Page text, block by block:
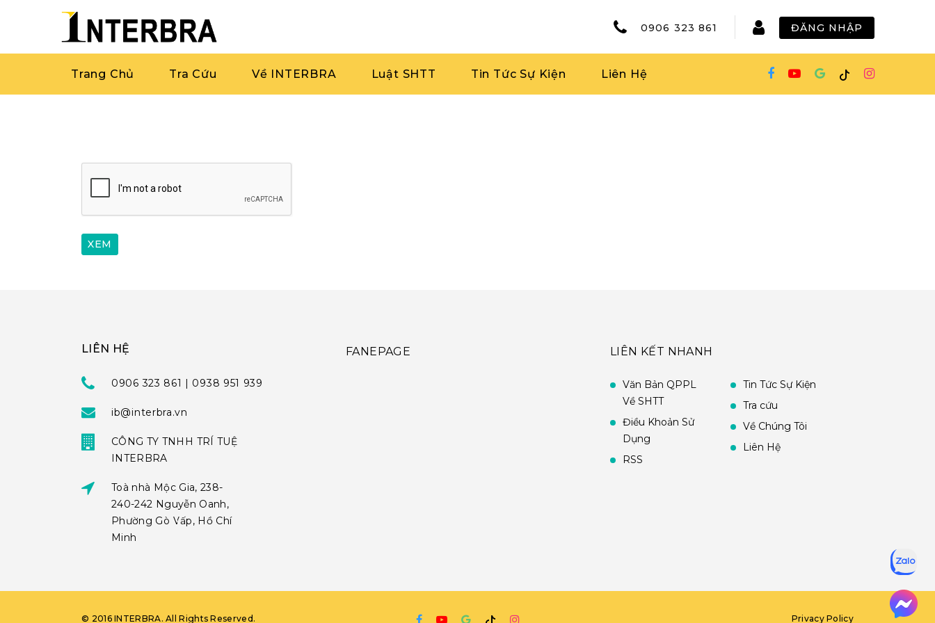
0906 323 861 ĐĂNG NHẬP
Trang Chủ Tra Cứu Về INTERBRA Luật SHTT Tin Tức Sự Kiện Liên Hệ
LIÊN HỆ
0906 323 861 | 0938 951 939
ib@interbra.vn
CÔNG TY TNHH TRÍ TUỆ
INTERBRA
Toà nhà Mộc Gia, 238-
240-242 Nguyễn Oanh,
Phường Gò Vấp, Hồ Chí
Minh
FANEPAGE LIÊN KẾT NHANH
Văn Bản QPPL
Về SHTT
Điều Khoản Sử
Dụng
RSS
Tin Tức Sự Kiện
Tra cứu
Về Chúng Tôi
Liên Hệ
© 2016 INTERBRA. All Rights Reserved. Privacy Policy